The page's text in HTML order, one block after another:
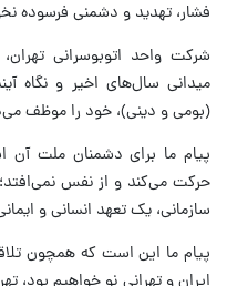
فشار، تهدید و دشمنی فرسوده
شرکت واحد اتوبوسرانی
میدانی سال‌های اخیر و نگاه
(بومی و دینی)، خود را موظف
پیام ما برای دشمنان ملت آن
حرکت می‌کند و از نفس
سازمانی، یک تعهد انسانی و
پیام ما این است که همچون